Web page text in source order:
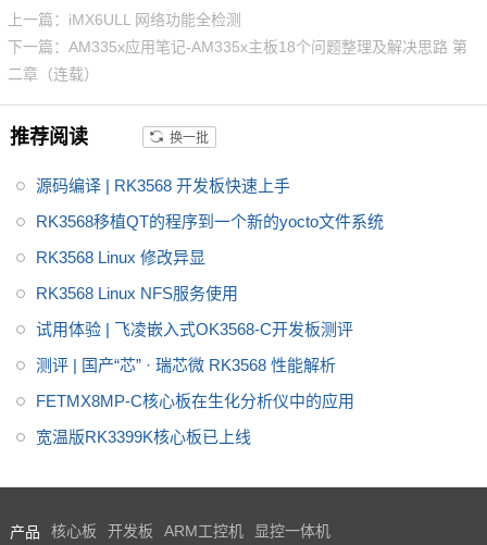
频800MHz，邮票孔封装，体积
小。根据AM335x的性能及功
能，飞凌推荐了非常多的解决方
上一篇：iMX6ULL 网络功能全检测
下一篇：AM335x应用笔记-AM335x主板18个问题整理及解决思路 第
二章（连载）
推荐阅读 换一批
源码编译 | RK3568 开发板快速上手
RK3568移植QT的程序到一个新的yocto文件系统
RK3568 Linux 修改异显
RK3568 Linux NFS服务使用
试用体验 | 飞凌嵌入式OK3568-C开发板测评
测评 | 国产“芯” · 瑞芯微 RK3568 性能解析
FETMX8MP-C核心板在生化分析仪中的应用
宽温版RK3399K核心板已上线
产品 核心板 开发板 ARM工控机 显控一体机